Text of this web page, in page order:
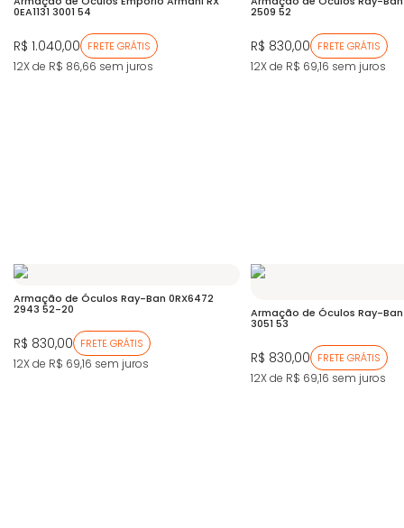
0EA1131 3001 54
R$ 1.040,00 FRETE GRÁTIS
12X de R$ 86,66 sem juros
2509 52
R$ 830,00 FRETE GRÁTIS
12X de R$ 69,16 sem juros
Armação de Óculos Ray-Ban 0RX6472
2943 52-20
R$ 830,00 FRETE GRÁTIS
12X de R$ 69,16 sem juros
Armação de Óculos Ray-Ban
3051 53
R$ 830,00 FRETE GRÁTIS
12X de R$ 69,16 sem juros